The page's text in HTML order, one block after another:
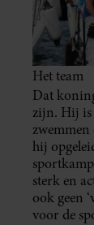
Het team
Dat
zijn. Hij is
hij
sterk en
ook geen
voor de